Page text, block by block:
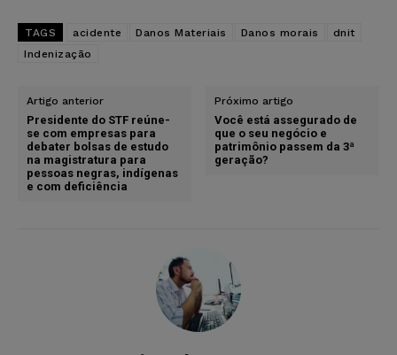
TAGS acidente Danos Materiais Danos morais
dnit
Indenização
Artigo anterior
Presidente do STF reúne-
se com empresas para
debater bolsas de estudo
na magistratura para
pessoas negras, indígenas
e com deficiência
Próximo artigo
Você está assegurado de
que o seu negócio e
patrimônio passem da 3ª
geração?